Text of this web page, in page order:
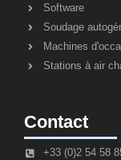
Software
Soudage
Machines
Stations à air
Contact
+33 (0)2 54 58